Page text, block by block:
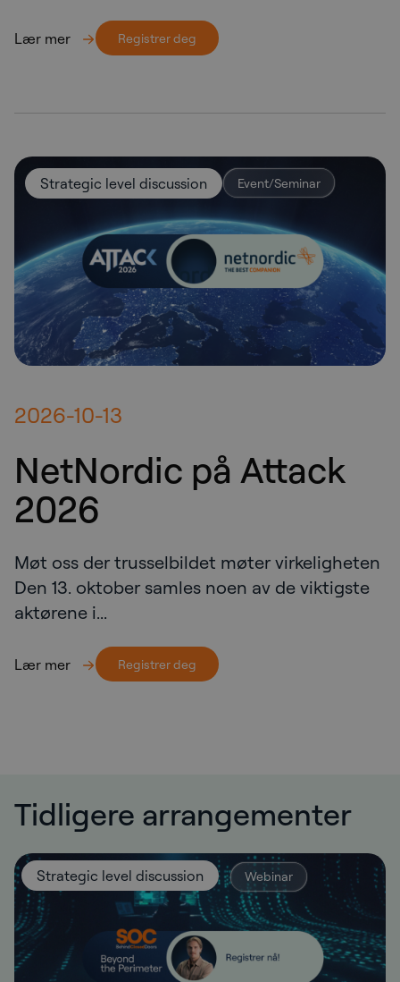
Lær mer Registrer deg
Strategic level discussion Event/Seminar
2026-10-13
NetNordic på Attack
2026
Møt oss der trusselbildet møter virkeligheten
Den 13. oktober samles noen av de viktigste
aktørene i...
Lær mer Registrer deg
Tidligere arrangementer
Strategic level discussion Webinar